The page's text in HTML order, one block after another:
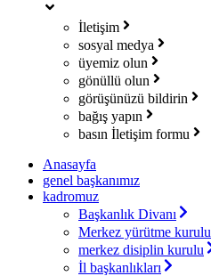
İletişim
sosyal medya
üyemiz olun
gönüllü olun
görüşünüzü bildirin
bağış yapın
basın İletişim formu
Anasayfa
genel başkanımız
kadromuz
Başkanlık Divanı
Merkez yürütme kurulu
merkez disiplin kurulu
İl başkanlıkları